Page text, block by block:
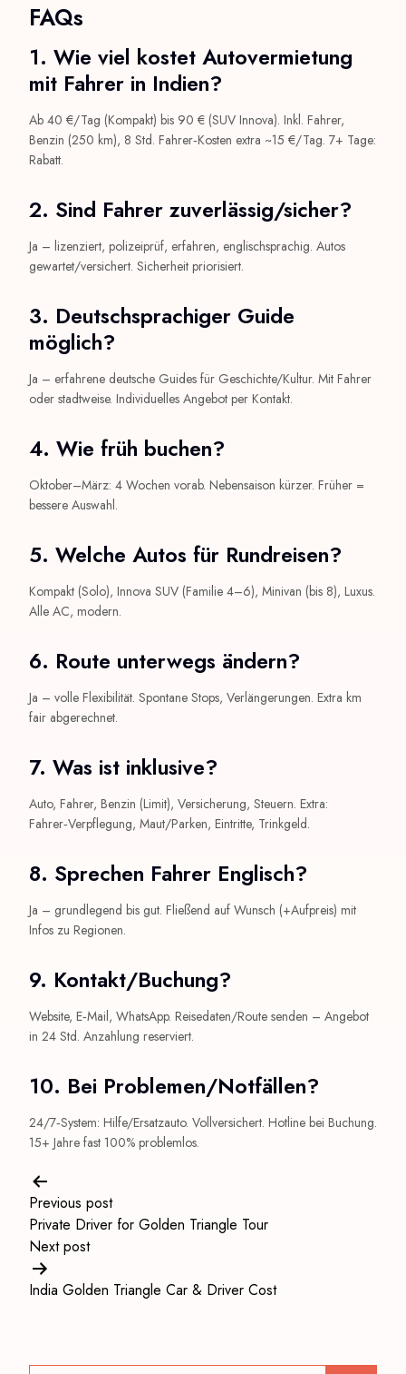
FAQs
1. Wie viel kostet Autovermietung
mit Fahrer in Indien?
Ab 40 €/Tag (Kompakt) bis 90 € (SUV Innova). Inkl. Fahrer,
Benzin (250 km), 8 Std. Fahrer‑Kosten extra ~15 €/Tag. 7+ Tage:
Rabatt.
2. Sind Fahrer zuverlässig/sicher?
Ja – lizenziert, polizeiprüf, erfahren, englischsprachig. Autos
gewartet/versichert. Sicherheit priorisiert.
3. Deutschsprachiger Guide
möglich?
Ja – erfahrene deutsche Guides für Geschichte/Kultur. Mit Fahrer
oder stadtweise. Individuelles Angebot per Kontakt.
4. Wie früh buchen?
Oktober–März: 4 Wochen vorab. Nebensaison kürzer. Früher =
bessere Auswahl.
5. Welche Autos für Rundreisen?
Kompakt (Solo), Innova SUV (Familie 4–6), Minivan (bis 8), Luxus.
Alle AC, modern.
6. Route unterwegs ändern?
Ja – volle Flexibilität. Spontane Stops, Verlängerungen. Extra km
fair abgerechnet.
7. Was ist inklusive?
Auto, Fahrer, Benzin (Limit), Versicherung, Steuern. Extra:
Fahrer‑Verpflegung, Maut/Parken, Eintritte, Trinkgeld.
8. Sprechen Fahrer Englisch?
Ja – grundlegend bis gut. Fließend auf Wunsch (+Aufpreis) mit
Infos zu Regionen.
9. Kontakt/Buchung?
Website, E‑Mail, WhatsApp. Reisedaten/Route senden – Angebot
in 24 Std. Anzahlung reserviert.
10. Bei Problemen/Notfällen?
24/7‑System: Hilfe/Ersatzauto. Vollversichert. Hotline bei Buchung.
15+ Jahre fast 100% problemlos.
Post
navigation
Previous post
Private Driver for Golden Triangle Tour
Next post
India Golden Triangle Car & Driver Cost